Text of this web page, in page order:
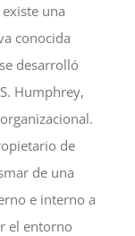
una
conocida
desarrolló
Humphrey,
de
de una
e interno a
el entorno